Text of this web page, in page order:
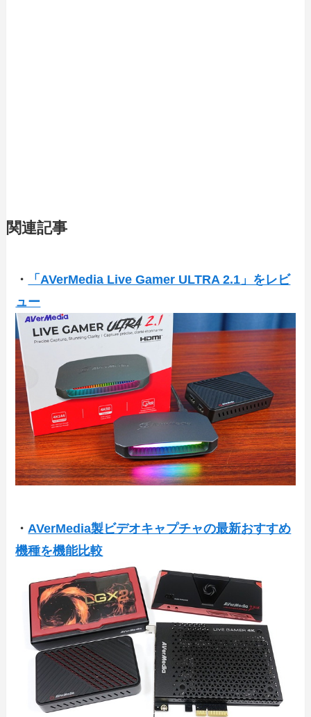
関連記事
・
「AVerMedia Live Gamer ULTRA 2.1」をレビ
ュー
・ AVerMedia製ビデオキャプチャの最新おすすめ
機種を機能比較